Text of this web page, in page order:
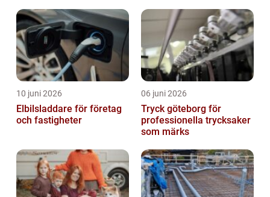
10 juni 2026
Elbilsladdare för företag
och fastigheter
06 juni 2026
Tryck göteborg för
professionella trycksaker
som märks